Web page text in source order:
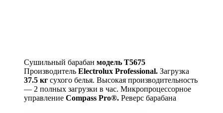
Сушильный барабан модель T5675
Производитель Electrolux Professional. Загрузка
37.5 кг сухого белья. Высокая производительность
— 2 полных загрузки в час. Микропроцессорное
управление Compass Pro®. Реверс барабана